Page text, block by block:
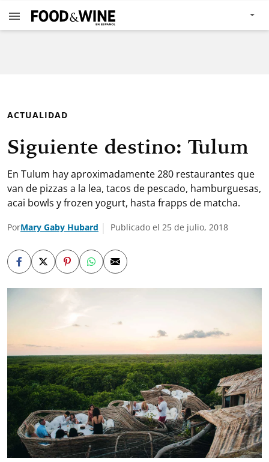
ACTUALIDAD
Siguiente destino: Tulum
En Tulum hay aproximadamente 280 restaurantes que
van de pizzas a la lea, tacos de pescado, hamburguesas,
acai bowls y frozen yogurt, hasta frapps de matcha.
PorMary Gaby Hubard Publicado el 25 de julio, 2018